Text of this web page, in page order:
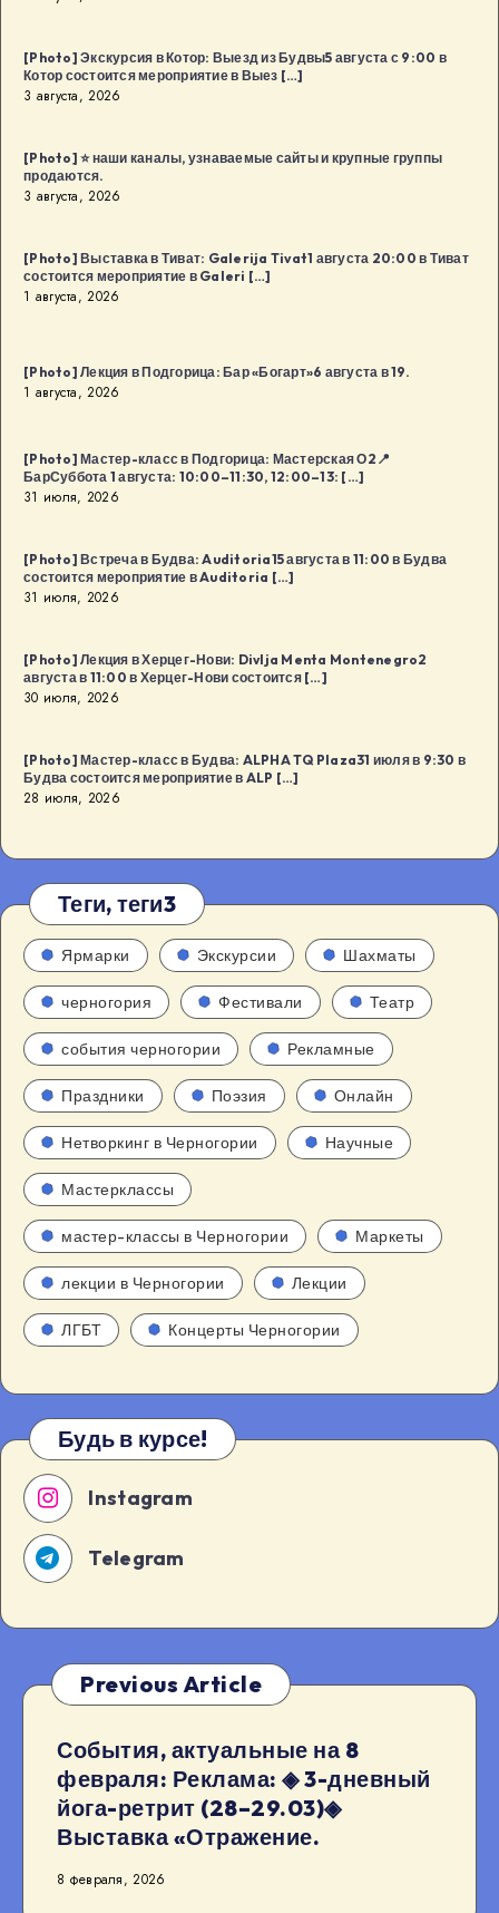
[Photo] Экскурсия в Котор: Выезд из Будвы5 августа с 9:00 в
Котор состоится мероприятие в Выез […]
3 августа, 2026
[Photo] ⭐️ наши каналы, узнаваемые сайты и крупные группы
продаются.
3 августа, 2026
[Photo] Выставка в Тиват: Galerija Tivat1 августа 20:00 в Тиват
состоится мероприятие в Galeri […]
1 августа, 2026
[Photo] Лекция в Подгорица: Бар «Богарт»6 августа в 19.
1 августа, 2026
[Photo] Мастер-класс в Подгорица: Мастерская О2📍
БарСуббота 1 августа: 10:00–11:30, 12:00–13: […]
31 июля, 2026
[Photo] Встреча в Будва: Auditoria15 августа в 11:00 в Будва
состоится мероприятие в Auditoria […]
31 июля, 2026
[Photo] Лекция в Херцег-Нови: Divlja Menta Montenegro2
августа в 11:00 в Херцег-Нови состоится […]
30 июля, 2026
[Photo] Мастер-класс в Будва: ALPHA TQ Plaza31 июля в 9:30 в
Будва состоится мероприятие в ALP […]
28 июля, 2026
Теги, теги3
Ярмарки Экскурсии Шахматы
черногория Фестивали Театр
события черногории Рекламные
Праздники Поэзия Онлайн
Нетворкинг в Черногории Научные
Мастерклассы
мастер-классы в Черногории Маркеты
лекции в Черногории Лекции
ЛГБТ Концерты Черногории
Будь в курсе!
Instagram
Telegram
Previous Article
События, актуальные на 8
февраля: Реклама: ◈ 3-дневный
йога-ретрит (28–29.03)◈
Выставка «Отражение.
8 февраля, 2026